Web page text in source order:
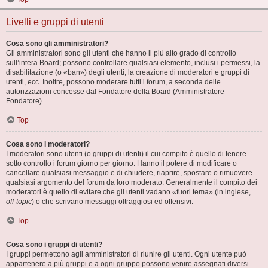
Livelli e gruppi di utenti
Cosa sono gli amministratori?
Gli amministratori sono gli utenti che hanno il più alto grado di controllo
sull’intera Board; possono controllare qualsiasi elemento, inclusi i permessi, la
disabilitazione (o «ban») degli utenti, la creazione di moderatori e gruppi di
utenti, ecc. Inoltre, possono moderare tutti i forum, a seconda delle
autorizzazioni concesse dal Fondatore della Board (Amministratore
Fondatore).
Top
Cosa sono i moderatori?
I moderatori sono utenti (o gruppi di utenti) il cui compito è quello di tenere
sotto controllo i forum giorno per giorno. Hanno il potere di modificare o
cancellare qualsiasi messaggio e di chiudere, riaprire, spostare o rimuovere
qualsiasi argomento del forum da loro moderato. Generalmente il compito dei
moderatori è quello di evitare che gli utenti vadano «fuori tema» (in inglese,
off-topic) o che scrivano messaggi oltraggiosi ed offensivi.
Top
Cosa sono i gruppi di utenti?
I gruppi permettono agli amministratori di riunire gli utenti. Ogni utente può
appartenere a più gruppi e a ogni gruppo possono venire assegnati diversi